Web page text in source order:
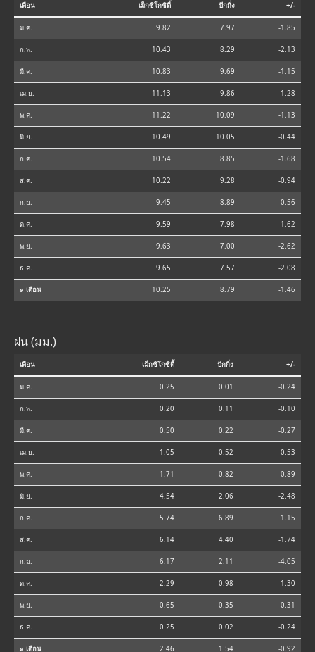
เดือน เม็กซิโกซิตี้ ปักกิ่ง +/-
ม.ค. 9.82 7.97 -1.85
ก.พ. 10.43 8.29 -2.13
มี.ค. 10.83 9.69 -1.15
เม.ย. 11.13 9.86 -1.28
พ.ค. 11.22 10.09 -1.13
มิ.ย. 10.49 10.05 -0.44
ก.ค. 10.54 8.85 -1.68
ส.ค. 10.22 9.28 -0.94
ก.ย. 9.45 8.89 -0.56
ต.ค. 9.59 7.98 -1.62
พ.ย. 9.63 7.00 -2.62
ธ.ค. 9.65 7.57 -2.08
⌀ เดือน 10.25 8.79 -1.46
ฝน (มม.)
เดือน เม็กซิโกซิตี้ ปักกิ่ง +/-
ม.ค. 0.25 0.01 -0.24
ก.พ. 0.20 0.11 -0.10
มี.ค. 0.50 0.22 -0.27
เม.ย. 1.05 0.52 -0.53
พ.ค. 1.71 0.82 -0.89
มิ.ย. 4.54 2.06 -2.48
ก.ค. 5.74 6.89 1.15
ส.ค. 6.14 4.40 -1.74
ก.ย. 6.17 2.11 -4.05
ต.ค. 2.29 0.98 -1.30
พ.ย. 0.65 0.35 -0.31
ธ.ค. 0.25 0.02 -0.24
⌀ เดือน 2.46 1.54 -0.92